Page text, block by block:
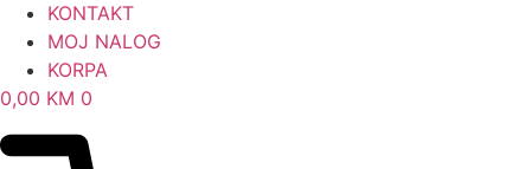
KONTAKT
MOJ NALOG
KORPA
0,00 KM 0